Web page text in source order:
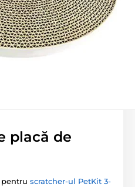
placă de
pentru scratcher-ul PetKit 3-